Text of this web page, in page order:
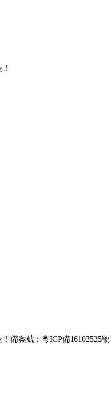
備案號：粵ICP備16102525號